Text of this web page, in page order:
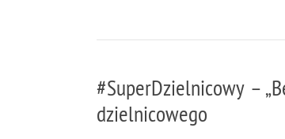
#SuperDzielnicowy –
dzielnicowego